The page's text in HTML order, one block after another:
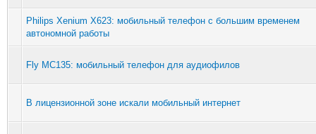
Philips Xenium X623: мобильный телефон с большим временем
автономной работы
Fly MC135: мобильный телефон для аудиофилов
В лицензионной зоне искали мобильный интернет